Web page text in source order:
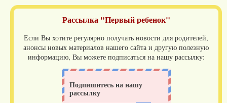
Рассылка "Первый ребенок"
Если Вы хотите регулярно получать новости для родителей,
анонсы новых материалов нашего сайта и другую полезную
информацию, Вы можете подписаться на нашу рассылку: